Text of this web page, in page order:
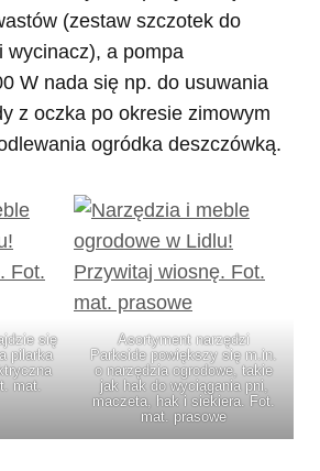
(zestaw szczotek do
wycinacz), a pompa
W nada się np. do usuwania
z oczka po okresie zimowym
ogródka deszczówką.
się
pilarka
mat.
Asortyment narzędzi
Parkside powiększy się m.in.
o narzędzia ogrodowe, takie
jak hak do wyciągania pni,
maczeta, hak i siekiera. Fot.
mat. prasowe